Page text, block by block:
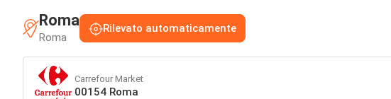
Roma
Roma
Rilevato automaticamente
Carrefour Market
00154 Roma